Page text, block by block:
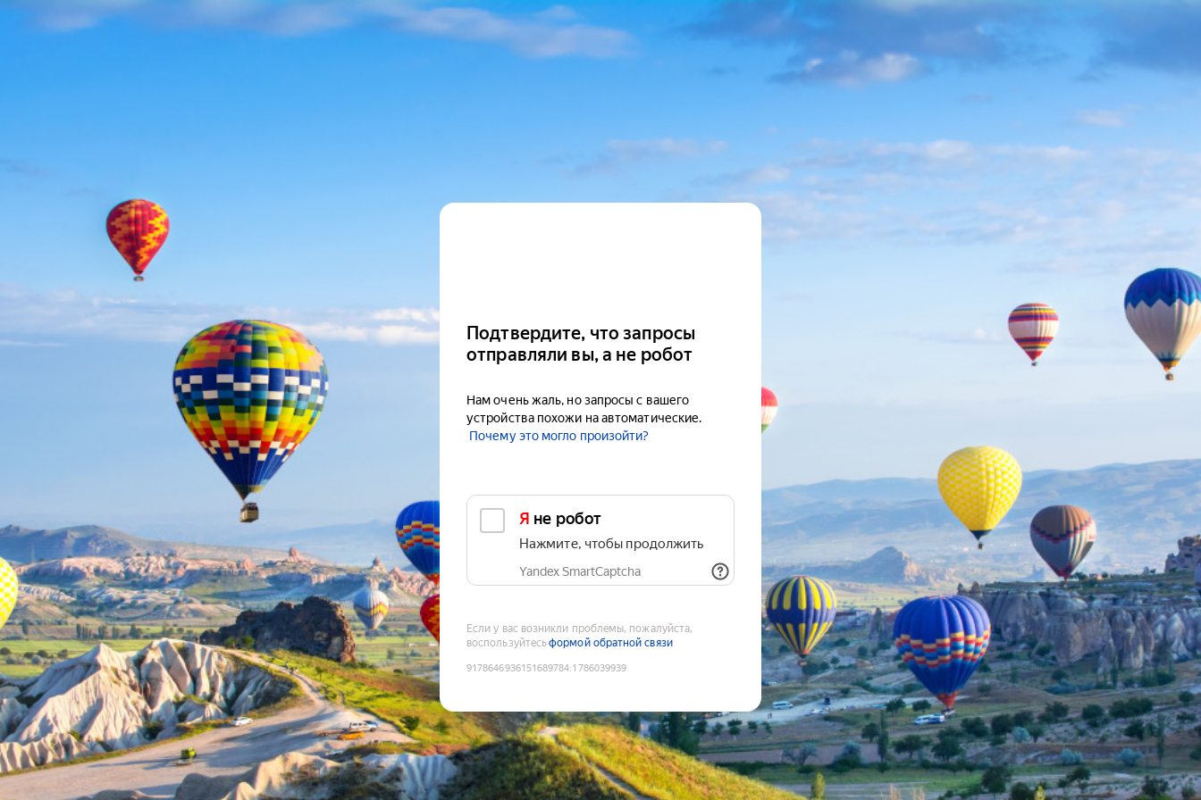
Подтвердите, что запросы
отправляли вы, а не робот
Нам очень жаль, но запросы с вашего
устройства похожи на автоматические.
Почему это могло произойти?
Я не робот
Нажмите, чтобы продолжить
Yandex SmartCaptcha
Если у вас возникли проблемы, пожалуйста,
воспользуйтесьформой обратной связи
9178646936151689784:1786039939